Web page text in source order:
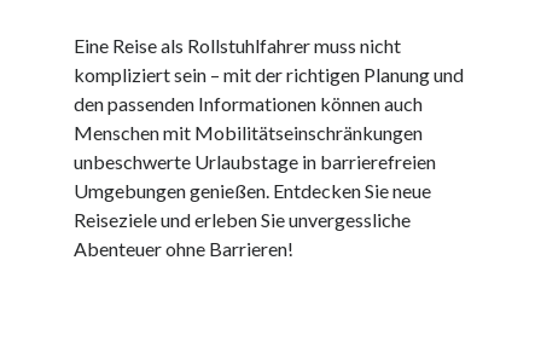
sportunterricht
türmaße
umzugskartons
Uncategorized
unterkunft
unterkünfte
websiten
Eine Reise als Rollstuhlfahrer muss nicht
kompliziert sein – mit der richtigen Planung und
den passenden Informationen können auch
Menschen mit Mobilitätseinschränkungen
unbeschwerte Urlaubstage in barrierefreien
Umgebungen genießen. Entdecken Sie neue
Reiseziele und erleben Sie unvergessliche
Abenteuer ohne Barrieren!